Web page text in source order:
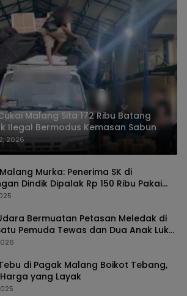
Malang Sita 172 Ribu Batang
Ilegal Bermodus Kemasan Sabun
2026
Murka: Penerima SK di
Dindik Dipalak Rp 150 Ribu Pakai
KPK Turut Pantau
Bermuatan Petasan Meledak di
Pemuda Tewas dan Dua Anak Luka
di Pagak Malang Boikot Tebang,
yang Layak